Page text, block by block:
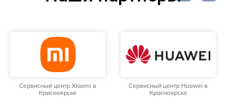
Сервисный центр Xiaomi в
Красноярске
Сервисный центр Huawei в
Красноярске